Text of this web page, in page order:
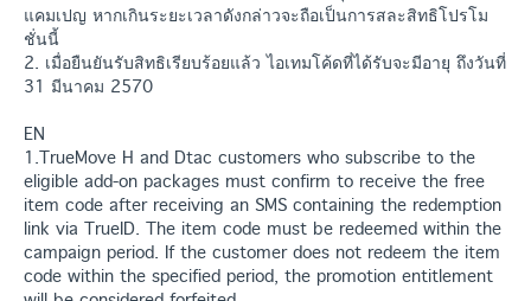
แคมเปญ หากเกินระยะเวลาดังกล่าวจะถือเป็นการสละสิทธิโปรโม
ชั่นนี้
2. เมื่อยืนยันรับสิทธิเรียบร้อยแล้ว ไอเทมโค้ดที่ได้รับจะมีอายุ ถึงวันที่
31 มีนาคม 2570
EN
1.TrueMove H and Dtac customers who subscribe to the
eligible add-on packages must confirm to receive the free
item code after receiving an SMS containing the redemption
link via TrueID. The item code must be redeemed within the
campaign period. If the customer does not redeem the item
code within the specified period, the promotion entitlement